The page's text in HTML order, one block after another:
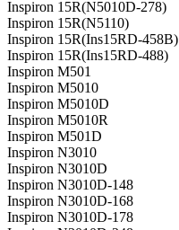
Inspiron 15R(N5010D-278)
Inspiron 15R(N5110)
Inspiron 15R(Ins15RD-458B)
Inspiron 15R(Ins15RD-488)
Inspiron M501
Inspiron M5010
Inspiron M5010D
Inspiron M5010R
Inspiron M501D
Inspiron N3010
Inspiron N3010D
Inspiron N3010D-148
Inspiron N3010D-168
Inspiron N3010D-178